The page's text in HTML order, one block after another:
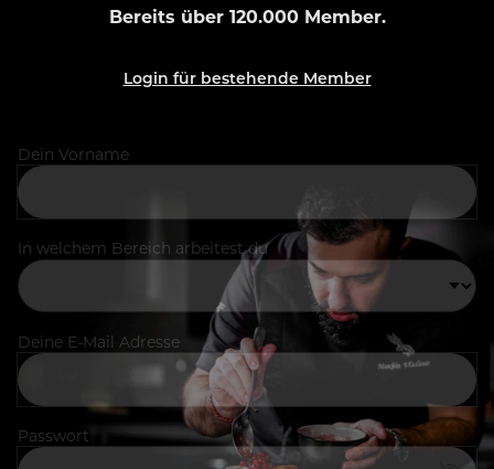
Bereits über 120.000 Member.
Login für bestehende Member
Dein Vorname
In welchem Bereich arbeitest du
Deine E-Mail Adresse
Passwort